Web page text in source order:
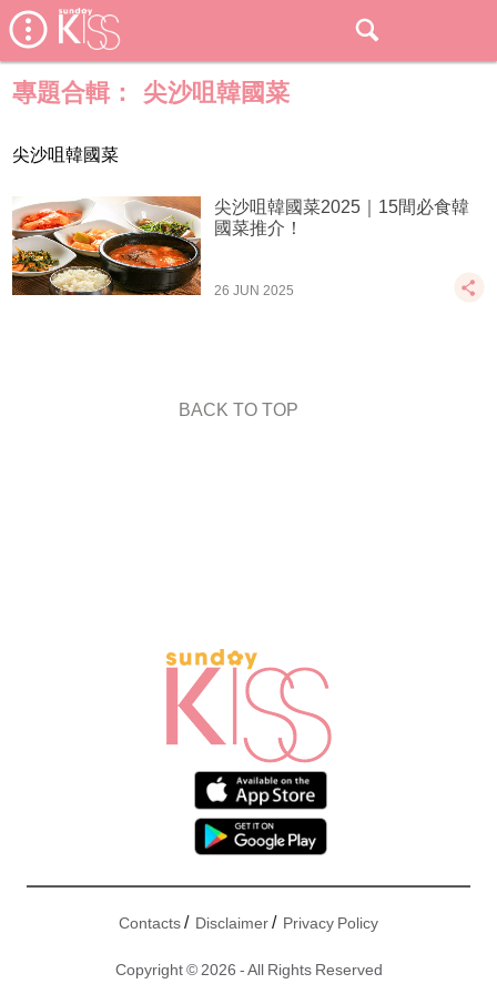
專題合輯： 尖沙咀韓國菜
尖沙咀韓國菜
尖沙咀韓國菜2025｜15間必食韓
國菜推介！
26 JUN 2025
BACK TO TOP
Contacts/ Disclaimer/ Privacy Policy
Copyright © 2026 - All Rights Reserved